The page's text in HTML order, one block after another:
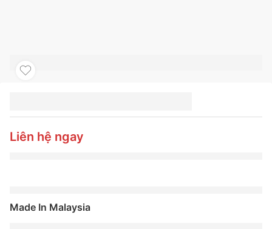
205/60R16
ULTRACONTACT UC7
Liên hệ ngay
Made In Malaysia